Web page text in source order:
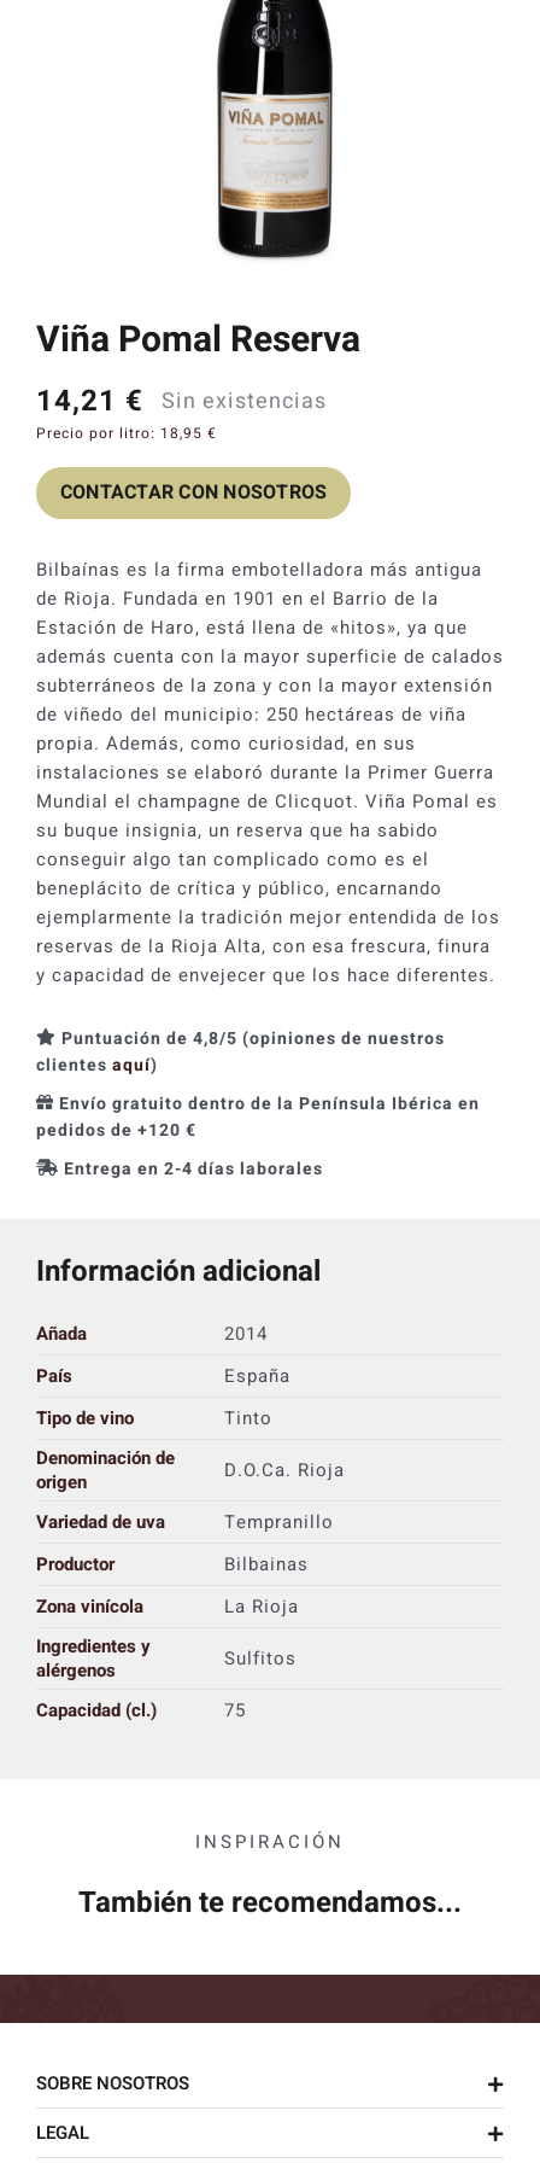
Viña Pomal Reserva
14,21 € Sin existencias
Precio por litro: 18,95 €
CONTACTAR CON NOSOTROS
Bilbaínas es la firma embotelladora más antigua
de Rioja. Fundada en 1901 en el Barrio de la
Estación de Haro, está llena de «hitos», ya que
además cuenta con la mayor superficie de calados
subterráneos de la zona y con la mayor extensión
de viñedo del municipio: 250 hectáreas de viña
propia. Además, como curiosidad, en sus
instalaciones se elaboró durante la Primer Guerra
Mundial el champagne de Clicquot. Viña Pomal es
su buque insignia, un reserva que ha sabido
conseguir algo tan complicado como es el
beneplácito de crítica y público, encarnando
ejemplarmente la tradición mejor entendida de los
reservas de la Rioja Alta, con esa frescura, finura
y capacidad de envejecer que los hace diferentes.
Puntuación de 4,8/5 (opiniones de nuestros
clientes aquí)
Envío gratuito dentro de la Península Ibérica en
pedidos de +120 €
Entrega en 2-4 días laborales
Información adicional
Añada
2014
País
España
Tipo de vino
Tinto
Denominación de
origen
D.O.Ca. Rioja
Variedad de uva
Tempranillo
Productor
Bilbainas
Zona vinícola
La Rioja
Ingredientes y
alérgenos
Sulfitos
Capacidad (cl.)
75
INSPIRACIÓN
También te recomendamos...
SOBRE NOSOTROS
LEGAL